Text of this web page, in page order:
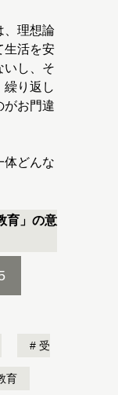
、理想論
生活を安
いし、そ
繰り返し
がお門違
どんな
育」の意
受
育